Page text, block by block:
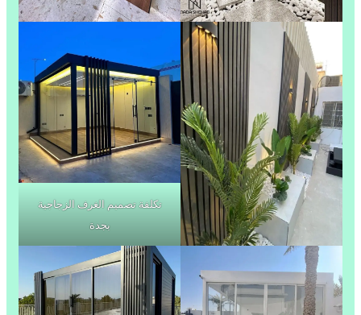
تكلفة تصميم الغرف الزجاجية
بجدة